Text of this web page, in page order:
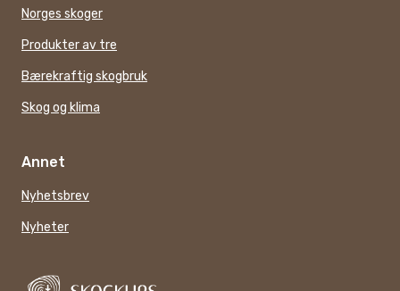
Norges skoger
Produkter av tre
Bærekraftig skogbruk
Skog og klima
Annet
Nyhetsbrev
Nyheter